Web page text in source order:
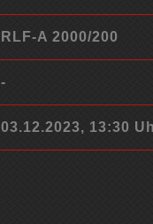
RLF-A 2000/200
-
03.12.2023, 13:30